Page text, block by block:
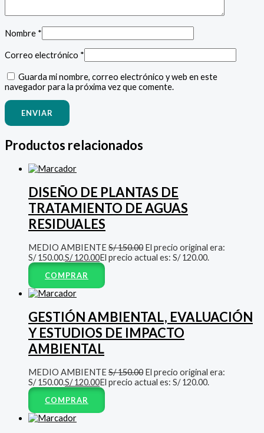
Nombre *
Correo electrónico *
Guarda mi nombre, correo electrónico y web en este
navegador para la próxima vez que comente.
Productos relacionados
DISEÑO DE PLANTAS DE
TRATAMIENTO DE AGUAS
RESIDUALES
MEDIO AMBIENTE S/150.00 El precio original era:
S/ 150.00.S/120.00El precio actual es: S/ 120.00.
COMPRAR
GESTIÓN AMBIENTAL, EVALUACIÓN
Y ESTUDIOS DE IMPACTO
AMBIENTAL
MEDIO AMBIENTE S/150.00 El precio original era:
S/ 150.00.S/120.00El precio actual es: S/ 120.00.
COMPRAR